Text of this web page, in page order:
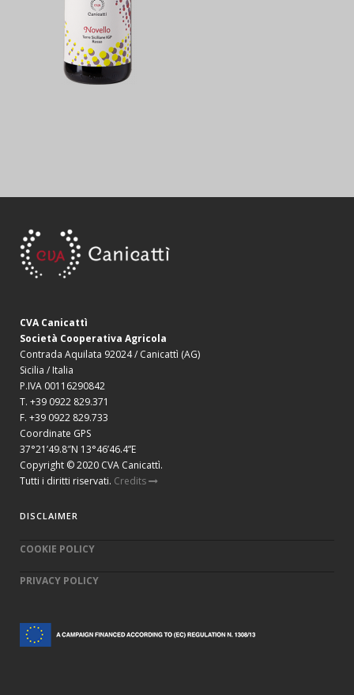
CVA Canicattì
Società Cooperativa Agricola
Contrada Aquilata 92024 / Canicattì (AG)
Sicilia / Italia
P.IVA 00116290842
T. +39 0922 829.371
F. +39 0922 829.733
Coordinate GPS
37°21’49.8″N 13°46’46.4”E
Copyright © 2020 CVA Canicattì.
Tutti i diritti riservati. Credits
DISCLAIMER
COOKIE POLICY
PRIVACY POLICY